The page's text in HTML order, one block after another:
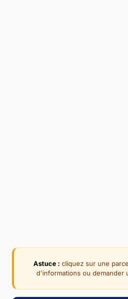
Astuce : cliquez sur une
d'informations ou demander